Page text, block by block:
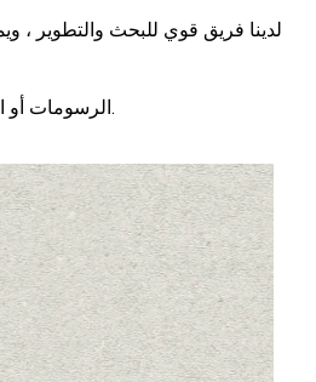
لدينا فريق قوي للبحث والتطوير ،
الرسومات أو العينات المقدمة من العملاء.